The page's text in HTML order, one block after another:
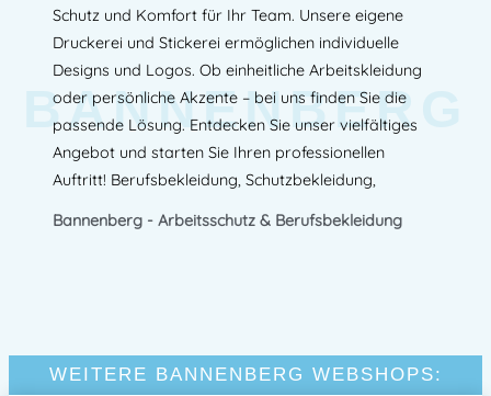
Schutz und Komfort für Ihr Team. Unsere eigene
Druckerei und Stickerei ermöglichen individuelle
Designs und Logos. Ob einheitliche Arbeitskleidung
oder persönliche Akzente – bei uns finden Sie die
passende Lösung. Entdecken Sie unser vielfältiges
Angebot und starten Sie Ihren professionellen
Auftritt! Berufsbekleidung, Schutzbekleidung,
Bannenberg - Arbeitsschutz & Berufsbekleidung
BANNENBERG
WEITERE BANNENBERG WEBSHOPS: